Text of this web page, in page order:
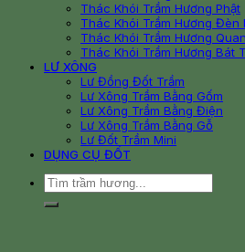
Thác Khói Trầm Hương Phật
Thác Khói Trầm Hương Đèn
Thác Khói Trầm Hương
Thác Khói Trầm Hương Bát
LƯ XÔNG
Lư Đồng Đốt Trầm
Lư Xông Trầm Bằng Gốm
Lư Xông Trầm Bằng Điện
Lư Xông Trầm Bằng Gỗ
Lư Đốt Trầm Mini
DỤNG CỤ ĐỐT
Tìm
kiếm: